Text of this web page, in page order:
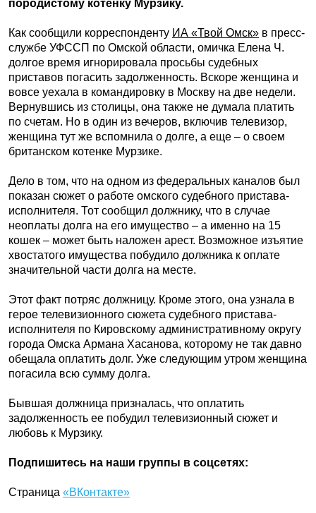
породистому котенку Мурзику.
Как сообщили корреспонденту ИА «Твой Омск» в пресс-
службе УФССП по Омской области, омичка Елена Ч.
долгое время игнорировала просьбы судебных
приставов погасить задолженность. Вскоре женщина и
вовсе уехала в командировку в Москву на две недели.
Вернувшись из столицы, она также не думала платить
по счетам. Но в один из вечеров, включив телевизор,
женщина тут же вспомнила о долге, а еще – о своем
британском котенке Мурзике.
Дело в том, что на одном из федеральных каналов был
показан сюжет о работе омского судебного пристава-
исполнителя. Тот сообщил должнику, что в случае
неоплаты долга на его имущество – а именно на 15
кошек – может быть наложен арест. Возможное изъятие
хвостатого имущества побудило должника к оплате
значительной части долга на месте.
Этот факт потряс должницу. Кроме этого, она узнала в
герое телевизионного сюжета судебного пристава-
исполнителя по Кировскому административному округу
города Омска Армана Хасанова, которому не так давно
обещала оплатить долг. Уже следующим утром женщина
погасила всю сумму долга.
Бывшая должница призналась, что оплатить
задолженность ее побудил телевизионный сюжет и
любовь к Мурзику.
Подпишитесь на наши группы в соцсетях:
Страница «ВКонтакте»